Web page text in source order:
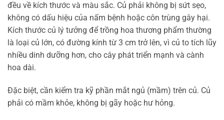
đều về kích thước và màu sắc. Củ phải không bị sứt sẹo,
không có dấu hiệu của nấm bệnh hoặc côn trùng gây hại.
Kích thước củ lý tưởng để trồng hoa thương phẩm thường
là loại củ lớn, có đường kính từ 3 cm trở lên, vì củ to tích lũy
nhiều dinh dưỡng hơn, cho cây phát triển mạnh và cành
hoa dài.
Đặc biệt, cần kiểm tra kỹ phần mắt ngủ (mầm) trên củ. Củ
phải có mầm khỏe, không bị gãy hoặc hư hỏng.